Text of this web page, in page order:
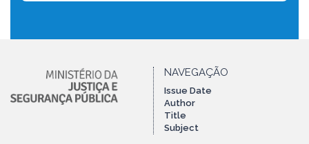
NAVEGAÇÃO
Issue Date
Author
Title
Subject